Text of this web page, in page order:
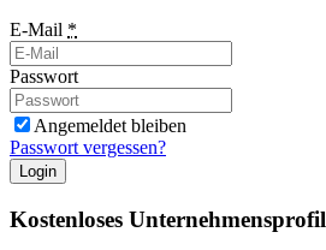
E-Mail *
Passwort
Angemeldet bleiben
Passwort vergessen?
Login
Kostenloses Unternehmensprofil